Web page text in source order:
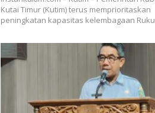
Kutai Timur (Kutim) terus memprioritaskan
peningkatan kapasitas kelembagaan